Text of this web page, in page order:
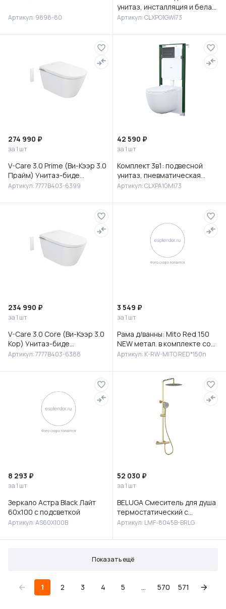
Артикул: 9898-80
унитаз, инсталляция и белая
клавиша смыва, Клауд Икс
Артикул: CLXPO1GWi73
274 990 ₽
за 1 шт
V-Care 3.0 Prime (Ви-Кээр 3.0
Прайм) Унитаз-биде
подвесной, 7777B403-6399
Артикул: 7777B403-6399
42 590 ₽
за 1 шт
Комплект 3в1: подвесной
унитаз, пневматическая
инсталляция и клавиша
IDD
Артикул: CLXPA1GMi73
234 990 ₽
за 1 шт
V-Care 3.0 Core (Ви-Кээр 3.0
Кор) Унитаз-биде
подвесной, 7777B403-6388
Артикул: 7777B403-6388
3 549 ₽
за 1 шт
Рама д/ванны: Mito Red 150
NEW метал. в комплекте со
сборочным пакетом, Сорт1
Артикул: K-RW-MITO RED*150n
8 293 ₽
за 1 шт
Зеркало Астра Black Лайт
60х100 с подсветкой
Артикул: AS60X100B
52 030 ₽
за 1 шт
BELUGA Смеситель для душа
термостатический с
верхней лейкой 30 см
8045B-BRLG
Артикул: LMF-8045B-BRLG
Показать ещё
1 2 3 4 5 ... 570 571